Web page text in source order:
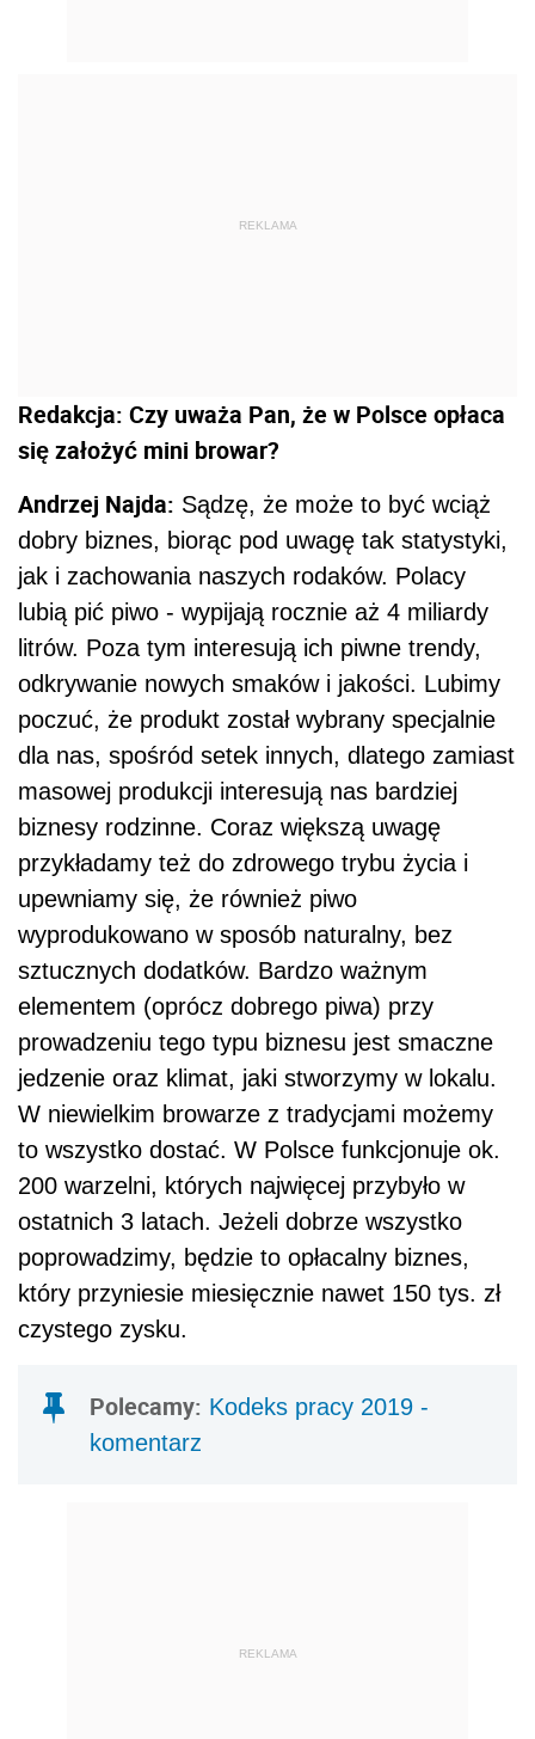
dobry biznes, biorąc pod uwagę tak statystyki,
dla nas, spośród setek innych, dlatego zamiast
masowej produkcji interesują nas bardziej
biznesy rodzinne. Coraz większą uwagę
przykładamy też do zdrowego trybu życia i
upewniamy się, że również piwo
wyprodukowano w sposób naturalny, bez
sztucznych dodatków. Bardzo ważnym
elementem (oprócz dobrego piwa) przy
prowadzeniu tego typu biznesu jest smaczne
jedzenie oraz klimat, jaki stworzymy w lokalu.
W niewielkim browarze z tradycjami możemy
to wszystko dostać. W Polsce funkcjonuje ok.
200 warzelni, których najwięcej przybyło w
ostatnich 3 latach. Jeżeli dobrze wszystko
poprowadzimy, będzie to opłacalny biznes,
który przyniesie miesięcznie nawet 150 tys. zł
czystego zysku.
Polecamy:Kodeks pracy 2019 -
komentarz